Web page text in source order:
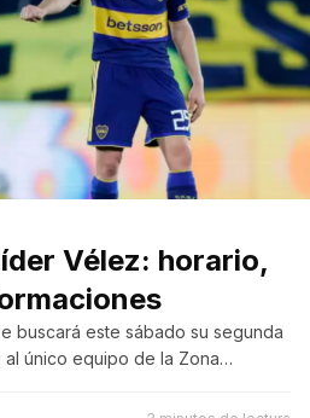
Vélez: horario,
buscará este sábado su segunda
único equipo de la Zona…